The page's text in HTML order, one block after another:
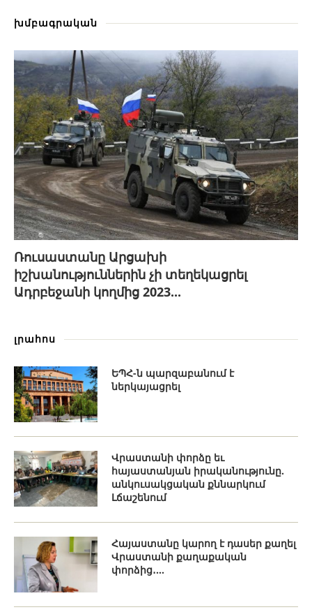
խմբագրական
Ռուսաստանը Արցախի
իշխանություններին չի տեղեկացրել
Ադրբեջանի կողմից 2023...
լրահոս
ԵՊՀ-ն պարզաբանում է
ներկայացրել
Վրաստանի փորձը եւ
հայաստանյան իրականությունը.
անկուսակցական քննարկում
Լճաշենում
Հայաստանը կարող է դասեր քաղել
Վրաստանի քաղաքական
փորձից․...